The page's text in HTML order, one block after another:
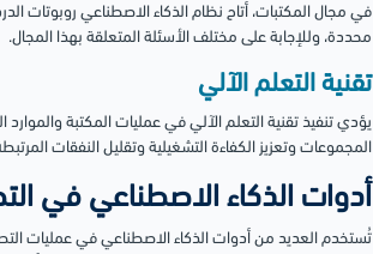
في مجال المكتبات، أتاح نظام الذكاء الاصطناعي روبوتات
محددة، وللإجابة على مختلف الأسئلة المتعلقة بهذا المجال.
تقنية التعلم الآلي
يؤدي تنفيذ تقنية التعلم الآلي في عمليات المكتبة
المجموعات وتعزيز الكفاءة التشغيلية وتقليل النفقات
أدوات الذكاء الاصطناعي في
تُستخدم العديد من أدوات الذكاء الاصطناعي في عمليات